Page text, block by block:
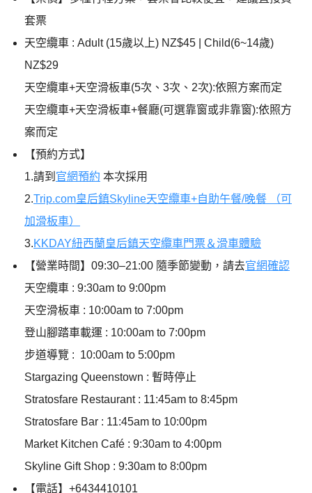
套票
天空纜車 : Adult (15歲以上) NZ$45 | Child(6~14歲)
NZ$29
天空纜車+天空滑板車(5次、3次、2次):依照方案而定
天空纜車+天空滑板車+餐廳(可選靠窗或非靠窗):依照方
案而定
【預約方式】
1.請到 官網預約 本次採用
2.Trip.com皇后鎮Skyline天空纜車+自助午餐/晚餐 （可
加滑板車）
3.KKDAY紐西蘭皇后鎮天空纜車門票＆滑車體驗
【營業時間】09:30–21:00 隨季節變動，請去官網確認
天空纜車 : 9:30am to 9:00pm
天空滑板車 : 10:00am to 7:00pm
登山腳踏車載運 : 10:00am to 7:00pm
步道導覽 : 10:00am to 5:00pm
Stargazing Queenstown : 暫時停止
Stratosfare Restaurant : 11:45am to 8:45pm
Stratosfare Bar : 11:45am to 10:00pm
Market Kitchen Café : 9:30am to 4:00pm
Skyline Gift Shop : 9:30am to 8:00pm
【電話】+6434410101